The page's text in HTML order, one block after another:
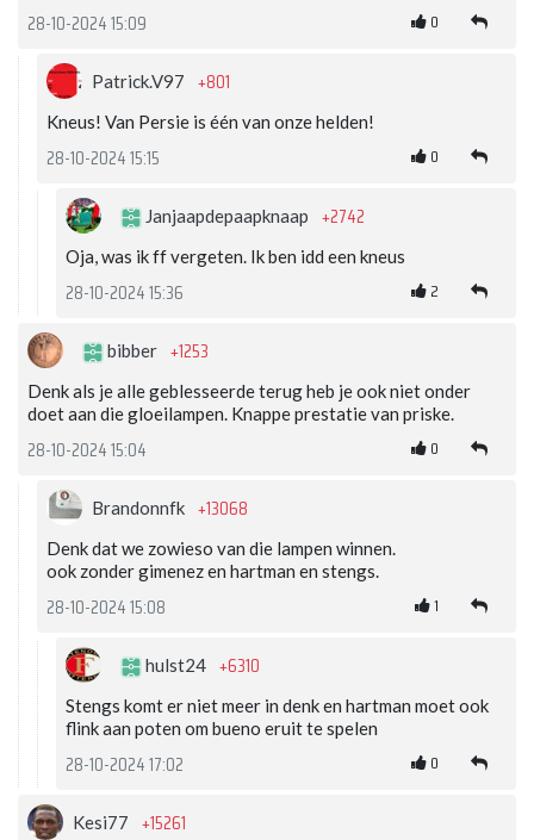
28-10-2024 15:09 0
Patrick.V97 +801
Kneus! Van Persie is één van onze helden!
28-10-2024 15:15 0
Janjaapdepaapknaap +2742
Oja, was ik ff vergeten. Ik ben idd een kneus
28-10-2024 15:36 2
bibber +1253
Denk als je alle geblesseerde terug heb je ook niet onder
doet aan die gloeilampen. Knappe prestatie van priske.
28-10-2024 15:04 0
Brandonnfk +13068
Denk dat we zowieso van die lampen winnen.
ook zonder gimenez en hartman en stengs.
28-10-2024 15:08 1
hulst24 +6310
Stengs komt er niet meer in denk en hartman moet ook
flink aan poten om bueno eruit te spelen
28-10-2024 17:02 0
Kesi77 +15261